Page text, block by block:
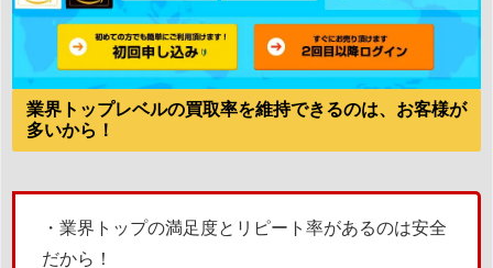
業界トップレベルの買取率を維持できるのは、お客様が
多いから！
・業界トップの満足度とリピート率があるのは安全
だから！